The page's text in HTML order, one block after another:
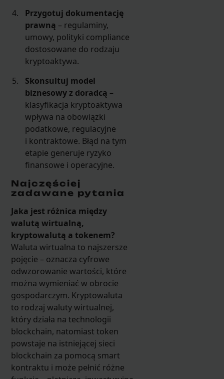
Przygotuj dokumentację
prawną – regulaminy,
umowy, polityki compliance
dostosowane do rodzaju
kryptoaktywa.
Skonsultuj model
biznesowy z doradcą –
klasyfikacja kryptoaktywa
wpływa na obowiązki
podatkowe, regulacyjne
i kontraktowe. Błąd na tym
etapie generuje ryzyko
finansowe i operacyjne.
Najczęściej
zadawane pytania
Jaka jest różnica między
walutą wirtualną,
kryptowalutą a tokenem?
Waluta wirtualna to najszersze
pojęcie – oznacza cyfrowe
odwzorowanie wartości, które
można wymieniać w obrocie
gospodarczym. Kryptowaluta
to rodzaj waluty wirtualnej,
który działa na technologii
blockchain, natomiast token
powstaje na istniejącej sieci
blockchain za pomocą smart
kontraktu i może pełnić różne